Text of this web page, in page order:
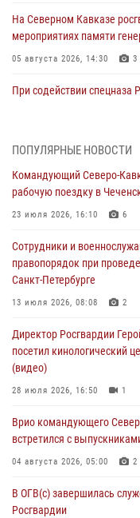
На Северном Кавказе
мероприятиях памяти
05 августа 2026, 14:30 3
При содействии
задержании
05 августа 2026, 13:53
динамовцам
05 августа 2026, 13:50 4
В столице росгвардейцы
05 августа 2026, 13:25 1
В Удмуртии при силовой
задержаны
05 августа 2026, 13:20 1
ПОПУЛЯРНЫЕ НОВОСТИ
Командующий Северо-
рабочую поездку в
23 июля 2026, 16:10 6
Сотрудники и
правопорядок при
Санкт-Петербурге
13 июля 2026, 08:08 2
Директор Росгвардии
посетил кинологический
(видео)
28 июля 2026, 16:50 1
Врио командующего
встретился с
04 августа 2026, 05:00 2
В ОГВ(с) завершилась
Росгвардии